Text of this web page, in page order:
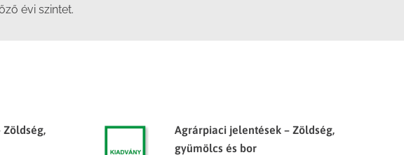
évi szintet.
Agrárpiaci jelentések – Zöldség,
gyümölcs és bor